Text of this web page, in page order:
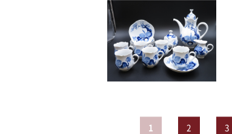
1 2 3